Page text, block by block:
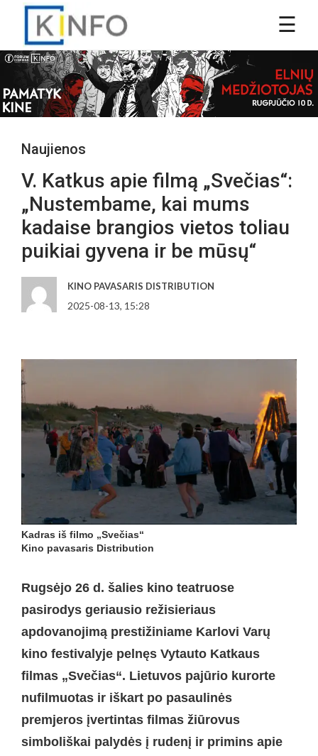
Naujienos
V. Katkus apie filmą „Svečias“:
„Nustembame, kai mums
kadaise brangios vietos toliau
puikiai gyvena ir be mūsų“
KINO PAVASARIS DISTRIBUTION
2025-08-13, 15:28
Kadras iš filmo „Svečias“
Kino pavasaris Distribution
Rugsėjo 26 d. šalies kino teatruose
pasirodys geriausio režisieriaus
apdovanojimą prestižiniame Karlovi Varų
kino festivalyje pelnęs Vytauto Katkaus
filmas „Svečias“. Lietuvos pajūrio kurorte
nufilmuotas ir iškart po pasaulinės
premjeros įvertintas filmas žiūrovus
simboliškai palydės į rudenį ir primins apie